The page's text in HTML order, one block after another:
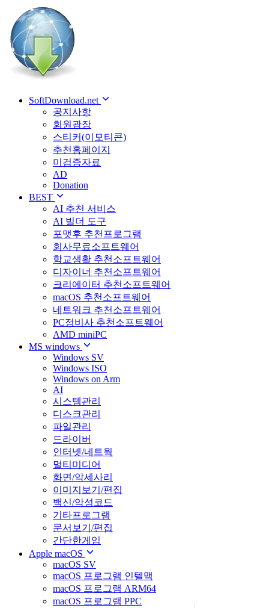
SoftDownload.net
공지사항
회원광장
스티커(이모티콘)
추천홈페이지
미검증자료
AD
Donation
BEST
AI 추천 서비스
AI 빌더 도구
포맷후 추천프로그램
회사무료소프트웨어
학교생활 추천소프트웨어
디자이너 추천소프트웨어
크리에이터 추천소프트웨어
macOS 추천소프트웨어
네트워크 추천소프트웨어
PC정비사 추천소프트웨어
AMD miniPC
MS windows
Windows SV
Windows ISO
Windows on Arm
AI
시스템관리
디스크관리
파일관리
드라이버
인터넷/네트웍
멀티미디어
화면/악세사리
이미지보기/편집
백신/악성코드
기타프로그램
문서보기/편집
간단한게임
Apple macOS
macOS SV
macOS 프로그램 인텔맥
macOS 프로그램 ARM64
macOS 프로그램 PPC